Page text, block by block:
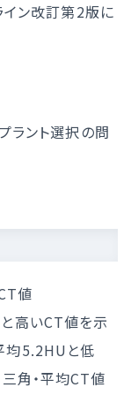
ン改訂第2版に
ラント選択の問
値
高いCT値を示
均5.2HUと低
角・平均CT値